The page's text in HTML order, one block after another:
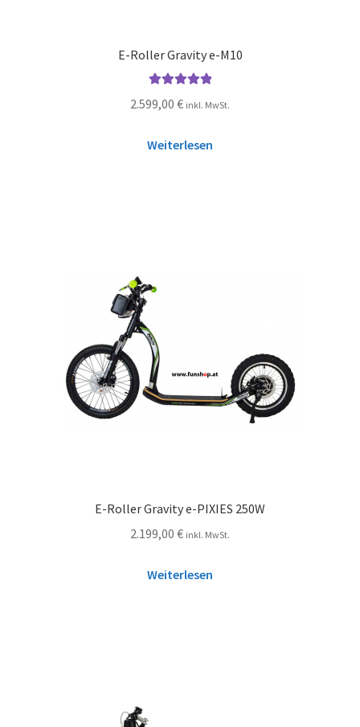
E-Roller Gravity e-M10
5.00
2.599,00 € inkl. MwSt.
Weiterlesen
E-Roller Gravity e-PIXIES 250W
2.199,00 € inkl. MwSt.
Weiterlesen